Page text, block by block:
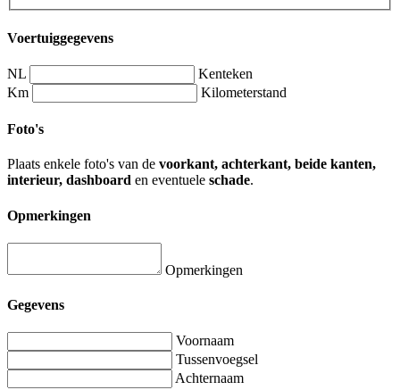
Voertuiggegevens
NL
Kenteken
Km
Kilometerstand
Foto's
Plaats enkele foto's van de voorkant, achterkant, beide kanten,
interieur, dashboard en eventuele schade.
Opmerkingen
Opmerkingen
Gegevens
Voornaam
Tussenvoegsel
Achternaam